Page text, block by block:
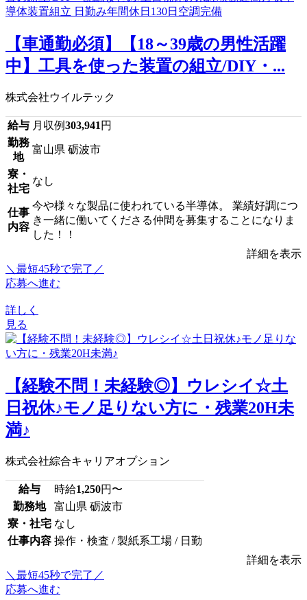
【車通勤必須】【18～39歳の男性活躍
中】工具を使った装置の組立/DIY・...
株式会社ウイルテック
給与 月収例303,941 円
勤務
地
富山県 砺波市
寮・
社宅
なし
仕事
内容
今や様々な製品に使われている半導体。 業績好調につ
き一緒に働いてくださる仲間を募集することになりま
した！！
詳細を表示
＼最短45秒で完了／
応募へ進む
詳しく
見る
【経験不問！未経験◎】ウレシイ☆土
日祝休♪モノ足りない方に・残業20H未
満♪
株式会社綜合キャリアオプション
給与 時給1,250円〜
勤務地
富山県 砺波市
寮・社宅 なし
仕事内容 操作・検査 / 製紙系工場 / 日勤
詳細を表示
＼最短45秒で完了／
応募へ進む